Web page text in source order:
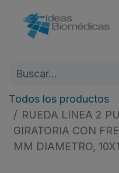
Todos los productos
RUEDA LINEA 2
GIRATORIA CON
MM DIAMETRO,